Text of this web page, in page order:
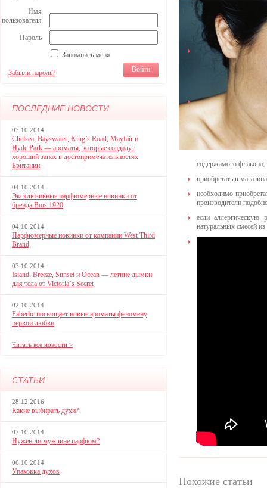
Имя
пользователя
Пароль
Запомнить меня
Забыли пароль?
ПОСЛЕДНИЕ НОВОСТИ
07.10.2014
Chelsea, Bayswater, King’s Road, Mayfair и
Hyde Park — ароматы, которые создадут
хороший запах в достопримечательностях
Британии
04.10.2014
Эксклюзивные парфюмерные новинки от
бренда Bois 1920
04.10.2014
Парфюмерные новинки от компании West Third
Brand
03.10.2014
Island, Breeze, Sunset и Ocean — летние дымки
для тела от Victoria`s Secret
02.10.2014
Faberlic посвящает новые ароматы феномену
первой любви
Читать все новости >
СТАТЬИ
28.12.2016
Какие выбирать духи?
07.10.2014
Нужен ли мужчине парфюм?
06.10.2014
Упаковка духов
содержимого флакона;
приобретать в
необходимо
производители
если аллергическую
натуральных смесей
Похожие статьи